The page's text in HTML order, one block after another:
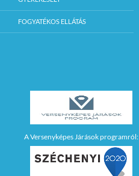
FOGYATÉKOS ELLÁTÁS
A Versenyképes Járások programról: